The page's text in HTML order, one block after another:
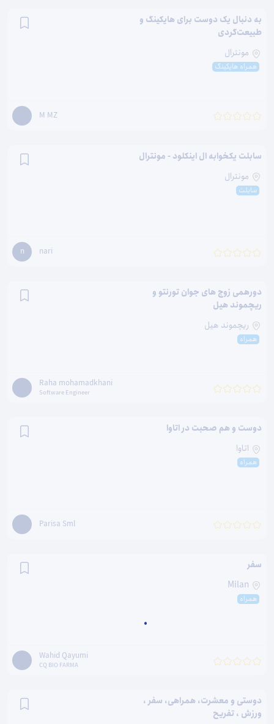
به دنبال یک دوست برای هایکینگ‌ و
طبیعت‌گردی
مونترال
همراه هایکینگ
M MZ
سابلت یکخوابه ال اینکلود - مونترال
مونترال
سابلت
nari
n
دورهمی زوج های جوان تورنتو و
ریچموند هیل
ریچموند هیل
همراه
Raha mohamadkhani
Software Engineer
دوست و هم صحبت در اتاوا
اتاوا
همراه
Parisa Sml
سفر
همراه
Wahid Qayumi
CQ BIO FARMA
دوستی و معشرت، همراهی، سفر ،
ورزش ، تفریح